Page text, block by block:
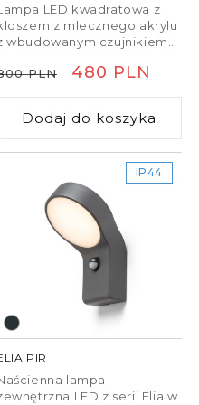
domu
zamontowana jest
nad posadzką. Na
8 metrów i
do drzwi.
czujnikiem
gwarantuje
i włącza się tylko
lampy zbyt wysoko.
4 metrów,
mniej skuteczne.
elektrycznej warto
do miejsca
wersjęświatło z
LED kwadratowa z
z mlecznego akrylu
wbudowanym czujnikiem
PLN
Cena
promocyjna
480 PLN
Dodaj do koszyka
IP44
PIR
lampa
LED z serii Elia w